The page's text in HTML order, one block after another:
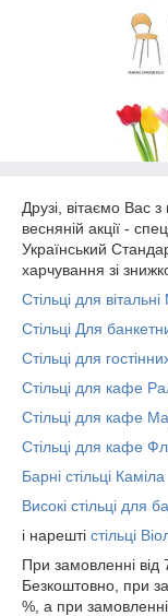
Друзі, вітаємо Вас
весняній акції -
Український
харчування зі
Стільці для вітальні
Стільці Для
Стільці для
Стільці для кафе
Стільці для кафе
Стільці для кафе
Барні стільці Каміла
Високі стільці для
і нарешті стільці
При замовленні від
Безкоштовно, при
%, а при